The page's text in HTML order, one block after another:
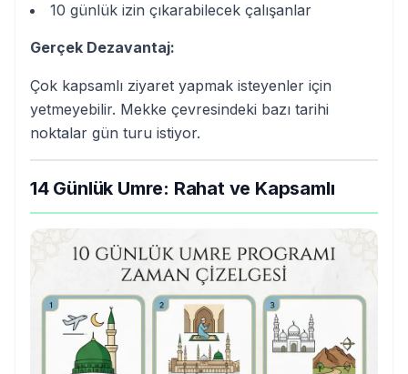
10 günlük izin çıkarabilecek çalışanlar
Gerçek Dezavantaj:
Çok kapsamlı ziyaret yapmak isteyenler için
yetmeyebilir. Mekke çevresindeki bazı tarihi
noktalar gün turu istiyor.
14 Günlük Umre: Rahat ve Kapsamlı